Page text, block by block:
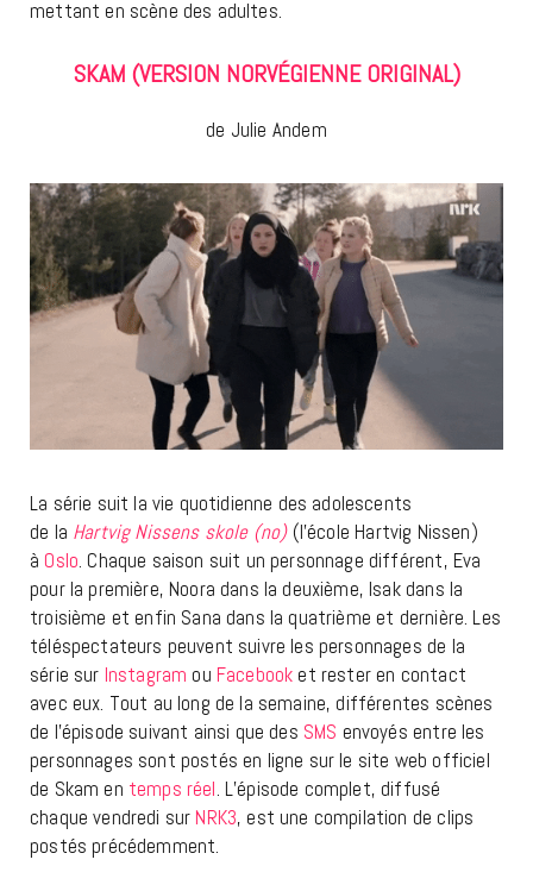
mettant en scène des adultes.
SKAM (VERSION NORVÉGIENNE ORIGINAL)
de Julie Andem
La série suit la vie quotidienne des adolescents
de la Hartvig Nissens skole (no)(l’école Hartvig Nissen)
à Oslo. Chaque saison suit un personnage différent, Eva
pour la première, Noora dans la deuxième, Isak dans la
troisième et enfin Sana dans la quatrième et dernière. Les
téléspectateurs peuvent suivre les personnages de la
série sur Instagram ou Facebook et rester en contact
avec eux. Tout au long de la semaine, différentes scènes
de l’épisode suivant ainsi que des SMS envoyés entre les
personnages sont postés en ligne sur le site web officiel
de Skam en temps réel. L’épisode complet, diffusé
chaque vendredi sur NRK3, est une compilation de clips
postés précédemment.